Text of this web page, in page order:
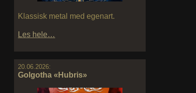
Klassisk metal med egenart.
Les hele…
20.06.2026:
Golgotha «Hubris»